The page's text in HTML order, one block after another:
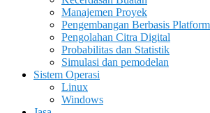
Manajemen Proyek
Pengembangan Berbasis Platform
Pengolahan Citra Digital
Probabilitas dan Statistik
Simulasi dan pemodelan
Sistem Operasi
Linux
Windows